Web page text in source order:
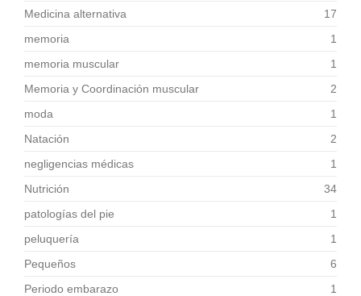
Medicina alternativa
17
memoria
1
memoria muscular
1
Memoria y Coordinación muscular
2
moda
1
Natación
2
negligencias médicas
1
Nutrición
34
patologías del pie
1
peluquería
1
Pequeños
6
Periodo embarazo
1